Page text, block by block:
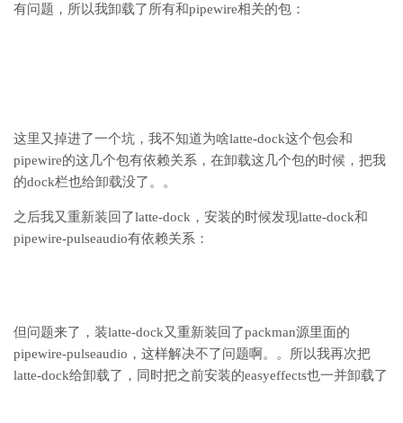
有问题，所以我卸载了所有和pipewire相关的包：
这里又掉进了一个坑，我不知道为啥latte-dock这个包会和
pipewire的这几个包有依赖关系，在卸载这几个包的时候，把我
的dock栏也给卸载没了。。
之后我又重新装回了latte-dock，安装的时候发现latte-dock和
pipewire-pulseaudio有依赖关系：
但问题来了，装latte-dock又重新装回了packman源里面的
pipewire-pulseaudio，这样解决不了问题啊。。所以我再次把
latte-dock给卸载了，同时把之前安装的easyeffects也一并卸载了